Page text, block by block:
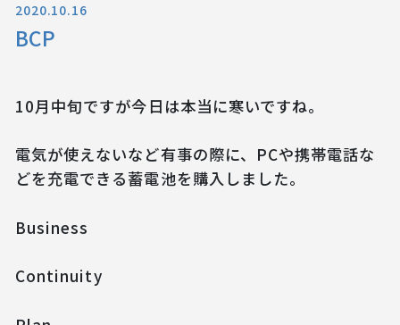
2020.10.16
BCP
10月中旬ですが今日は本当に寒いですね。
電気が使えないなど有事の際に、PCや携帯電話な
どを充電できる蓄電池を購入しました。
Business
Continuity